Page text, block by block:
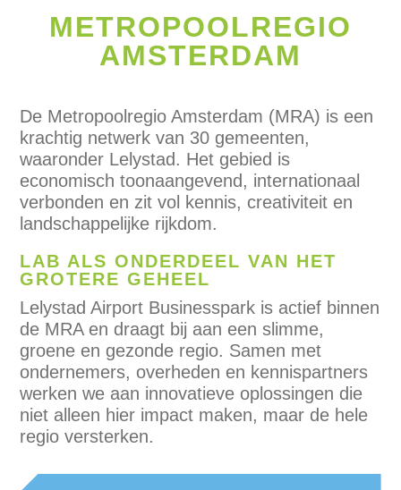
METROPOOLREGIO
AMSTERDAM
De Metropoolregio Amsterdam (MRA) is een
krachtig netwerk van 30 gemeenten,
waaronder Lelystad. Het gebied is
economisch toonaangevend, internationaal
verbonden en zit vol kennis, creativiteit en
landschappelijke rijkdom.
LAB ALS ONDERDEEL VAN HET
GROTERE GEHEEL
Lelystad Airport Businesspark is actief binnen
de MRA en draagt bij aan een slimme,
groene en gezonde regio. Samen met
ondernemers, overheden en kennispartners
werken we aan innovatieve oplossingen die
niet alleen hier impact maken, maar de hele
regio versterken.